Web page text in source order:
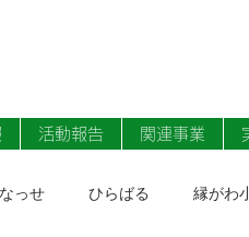
活動報告 関連事業
っせ ひらばる 縁がわ